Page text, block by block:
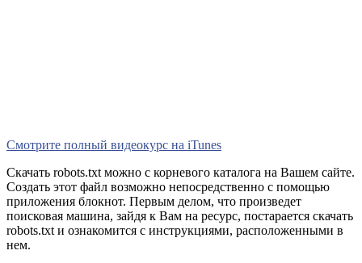
Смотрите полный видеокурс на iTunes
Скачать robots.txt можно с корневого каталога на Вашем сайте.
Создать этот файл возможно непосредственно с помощью
приложения блокнот. Первым делом, что произведет
поисковая машина, зайдя к Вам на ресурс, постарается скачать
robots.txt и ознакомится с инструкциями, расположенными в
нем.